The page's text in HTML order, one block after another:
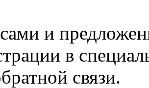
и
в
связи.